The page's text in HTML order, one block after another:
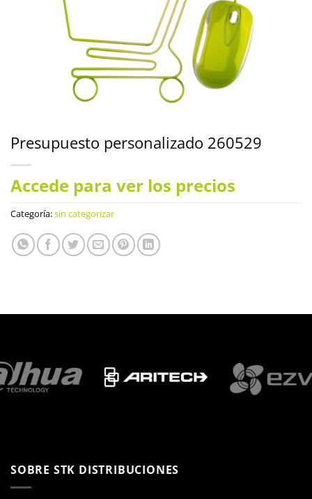
Presupuesto personalizado 260529
Accede para ver los precios
Categoría:sin categorizar
SOBRE STK DISTRIBUCIONES